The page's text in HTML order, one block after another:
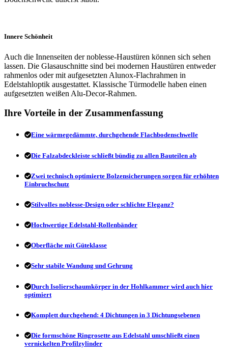
Innere Schönheit
Auch die Innenseiten der noblesse-Haustüren können sich sehen
lassen. Die Glasauschnitte sind bei modernen Haustüren entweder
rahmenlos oder mit aufgesetzten Alunox-Flachrahmen in
Edelstahloptik ausgestattet. Klassische Türmodelle haben einen
aufgesetzten weißen Alu-Decor-Rahmen.
Ihre Vorteile in der Zusammenfassung
Eine wärmegedämmte, durchgehende Flachbodenschwelle
Die Falzabdeckleiste schließt bündig zu allen Bauteilen ab
Zwei technisch optimierte Bolzensicherungen sorgen für erhöhten
Einbruchschutz
Stilvolles noblesse-Design oder schlichte Eleganz?
Hochwertige Edelstahl-Rollenbänder
Oberfläche mit Güteklasse
Sehr stabile Wandung und Gehrung
Durch Isolierschaumkörper in der Hohlkammer wird auch hier
optimiert
Komplett durchgehend: 4 Dichtungen in 3 Dichtungsebenen
Die formschöne Ringrosette aus Edelstahl umschließt einen
vernickelten Profilzylinder